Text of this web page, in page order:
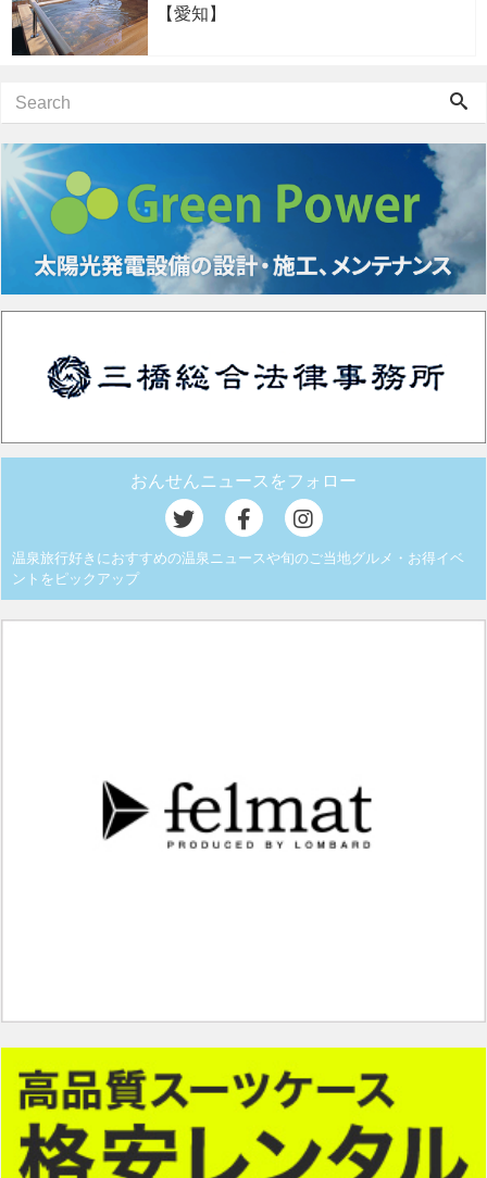
【愛知】
おんせんニュースをフォロー
温泉旅行好きにおすすめの温泉ニュースや旬のご当地グルメ・お得イベ
ントをピックアップ